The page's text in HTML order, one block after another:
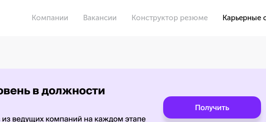
Компании Вакансии Конструктор резюме Карьерные